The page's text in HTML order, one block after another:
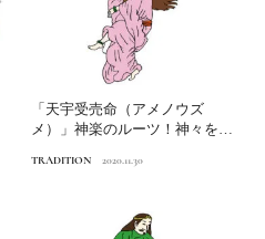
「天宇受売命（アメノウズ
メ）」神楽のルーツ！神々を沸
て...
TRADITION 2020.11.30